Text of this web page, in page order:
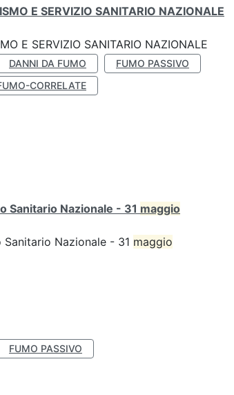
E SERVIZIO SANITARIO NAZIONALE
E SERVIZIO SANITARIO NAZIONALE
DANNI DA FUMO
FUMO PASSIVO
CORRELATE
Sanitario Nazionale - 31 maggio
Nazionale - 31 maggio
FUMO PASSIVO